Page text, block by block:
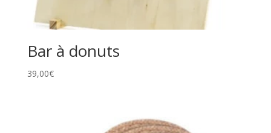
Bar à donuts
39,00€